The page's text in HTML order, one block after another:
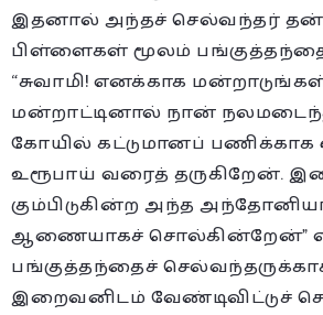
இதனால் அந்தச் செல்வந்தர்
பிள்ளைகள் மூலம்
“சுவாமி! எனக்காக
மன்றாட்டினால் நான்
கோயில் கட்டுமானப் பணிக்காக
உரூபாய் வரைத் தருகிறேன்.
கும்பிடுகின்ற அந்த
ஆணையாகச் சொல்கின்றேன்”
பங்குத்தந்தைச்
இறைவனிடம் வேண்டிவிட்டுச்